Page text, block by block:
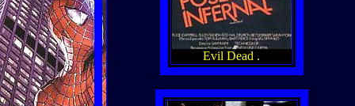
Evil Dead .